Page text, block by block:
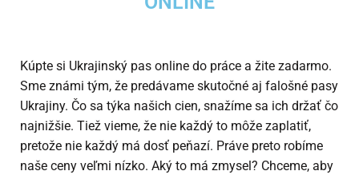
Kúpte si Ukrajinský pas online do práce a žite zadarmo.
Sme známi tým, že predávame skutočné aj falošné pasy
Ukrajiny. Čo sa týka našich cien, snažíme sa ich držať čo
najnižšie. Tiež vieme, že nie každý to môže zaplatiť,
pretože nie každý má dosť peňazí. Práve preto robíme
naše ceny veľmi nízko. Aký to má zmysel? Chceme, aby